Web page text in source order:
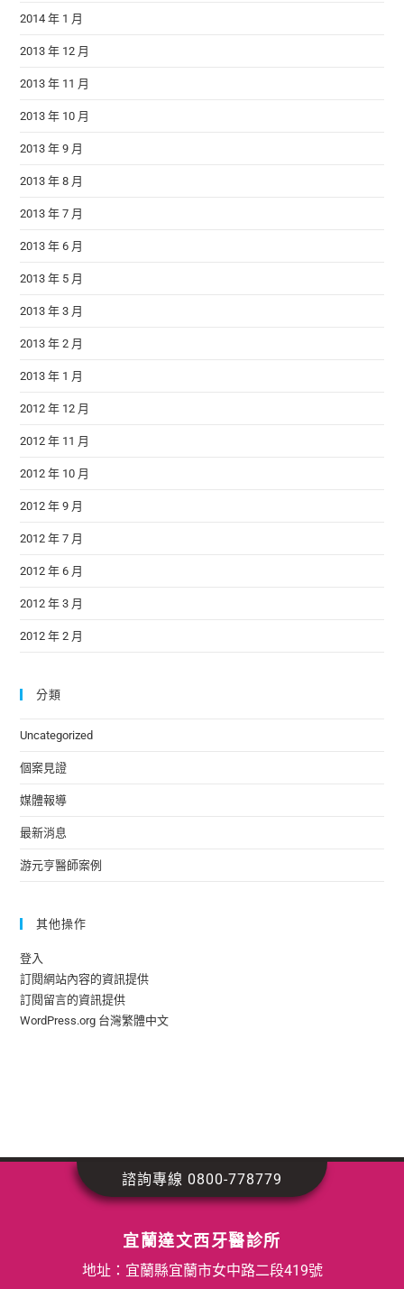
2014 年 1 月
2013 年 12 月
2013 年 11 月
2013 年 10 月
2013 年 9 月
2013 年 8 月
2013 年 7 月
2013 年 6 月
2013 年 5 月
2013 年 3 月
2013 年 2 月
2013 年 1 月
2012 年 12 月
2012 年 11 月
2012 年 10 月
2012 年 9 月
2012 年 7 月
2012 年 6 月
2012 年 3 月
2012 年 2 月
分類
Uncategorized
個案見證
媒體報導
最新消息
游元亨醫師案例
其他操作
登入
訂閱網站內容的資訊提供
訂閱留言的資訊提供
WordPress.org 台灣繁體中文
宜蘭達文西牙醫診所
地址：宜蘭縣宜蘭市女中路二段419號
諮詢專線 0800-778779